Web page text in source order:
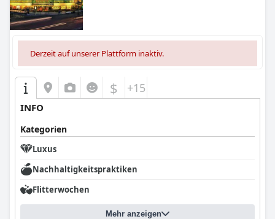
Derzeit auf unserer Plattform inaktiv.
$ +15
INFO
Kategorien
Luxus
Nachhaltigkeitspraktiken
Flitterwochen
Mehr anzeigen